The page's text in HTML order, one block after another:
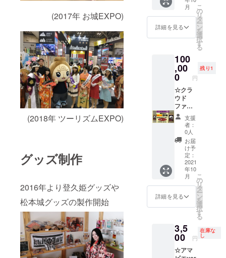
(2017年 お城EXPO)
(2018年 ツーリズムEXPO)
グッズ制作
2016年より登久姫グッズや
松本城グッズの製作開始
知らせ
下さ
御朱印
帳に御
くこと
も承り
ますの
希望の
方はお
知らせ
下さ
い。
しま
す。 ※
御朱印
帳の内
イズは
大判サ
イズ(横
12cm×
縦
18cm)
＊備考
欄への
記載＊
・お名
前(ハン
ドル
ネーム
可)をお
知らせ
下さ
い。 ・
御朱印
くこと
も承り
で、ご
ルキー
ホル
ダー ・
キャラ
アクリ
ルキー
ホル
ダー ・
松本城×
ちび
キャラ
缶バッ
ジ ・登
久姫
シール
・登久
姫サイ
ン色紙
・登久
姫記念
御朱印
てお送
り致し
ます。
※登久姫
ない限
定2
点！！
掛軸店
の一級
能士が
製作す
る正絹
仕立て
の逸
品。床
の間に
飾れる
本物の
高級掛
軸で
す。 今
後販売
の予定
はあり
ません
・お礼
の御手
紙 ・御
城印帳
ンの本
格掛軸
(A4) ・
桐箱 ※
月
詳細を見る
こ
の
リ
タ
ー
ン
を
選
択
す
る
100
,00
0 円
残り1
☆クラ
ウド
ファン
ディン
グ限定
プラン
☆ 特別
作！！
世界に
ひとつ
だけの
限定1
点！！
掛軸店
の一級
能士が
製作す
る正絹
仕立て
支援
者：
0人
お届
け予
定：
2021
年10
月
詳細を見る
こ
の
リ
タ
ー
ン
を
選
択
す
る
3,5
00 円
在庫な
し
☆アマ